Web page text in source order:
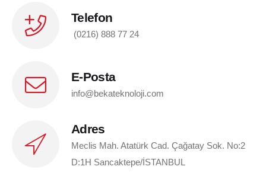
Telefon
(0216) 888 77 24
E-Posta
info@bekateknoloji.com
Adres
Meclis Mah. Atatürk Cad. Çağatay Sok. No:2
D:1H Sancaktepe/İSTANBUL